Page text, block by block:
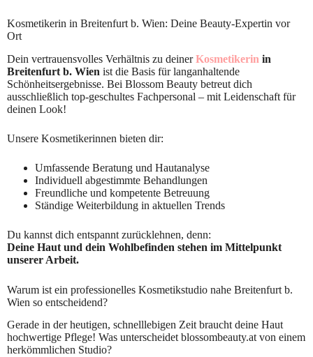
Kosmetikerin in Breitenfurt b. Wien: Deine Beauty-Expertin vor
Ort
Dein vertrauensvolles Verhältnis zu deinerKosmetikerin in
Breitenfurt b. Wien ist die Basis für langanhaltende
Schönheitsergebnisse. Bei Blossom Beauty betreut dich
ausschließlich top-geschultes Fachpersonal – mit Leidenschaft für
deinen Look!
Unsere Kosmetikerinnen bieten dir:
Umfassende Beratung und Hautanalyse
Individuell abgestimmte Behandlungen
Freundliche und kompetente Betreuung
Ständige Weiterbildung in aktuellen Trends
Du kannst dich entspannt zurücklehnen, denn:
Deine Haut und dein Wohlbefinden stehen im Mittelpunkt
unserer Arbeit.
Warum ist ein professionelles Kosmetikstudio nahe Breitenfurt b.
Wien so entscheidend?
Gerade in der heutigen, schnelllebigen Zeit braucht deine Haut
hochwertige Pflege! Was unterscheidet blossombeauty.at von einem
herkömmlichen Studio?